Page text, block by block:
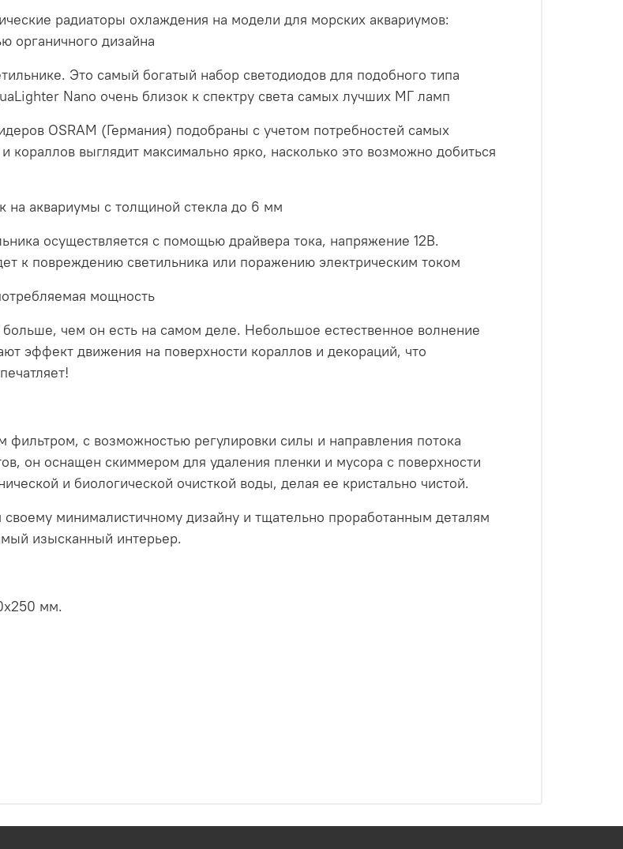
радиаторы охлаждения на модели для морских аквариумов:
органичного дизайна
Это самый богатый набор светодиодов для подобного типа
Nano очень близок к спектру света самых лучших МГ ламп
OSRAM (Германия) подобраны с учетом потребностей самых
выглядит максимально ярко, насколько это возможно добиться
на аквариумы с толщиной стекла до 6 мм
осуществляется с помощью драйвера тока, напряжение 12В.
к повреждению светильника или поражению электрическим током
мощность
чем он есть на самом деле. Небольшое естественное волнение
эффект движения на поверхности кораллов и декораций, что
с возможностью регулировки силы и направления потока
он оснащен скиммером для удаления пленки и мусора с поверхности
и биологической очисткой воды, делая ее кристально чистой.
минималистичному дизайну и тщательно проработанным деталям
изысканный интерьер.
мм.